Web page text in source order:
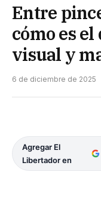
Entre
cómo es
visual y
6 de diciembre de 2025
Agregar El
Libertador en